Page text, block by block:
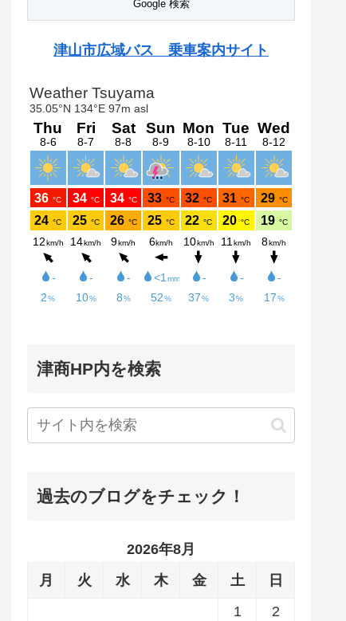
津山市広域バス 乗車案内サイト
津商HP内を検索
過去のブログをチェック！
2026年8月
月
火 水 木 金 土
日
1
2